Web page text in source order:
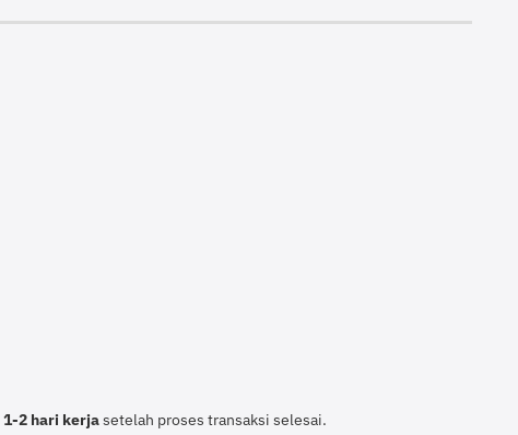
1-2 hari kerjasetelah proses transaksi selesai.